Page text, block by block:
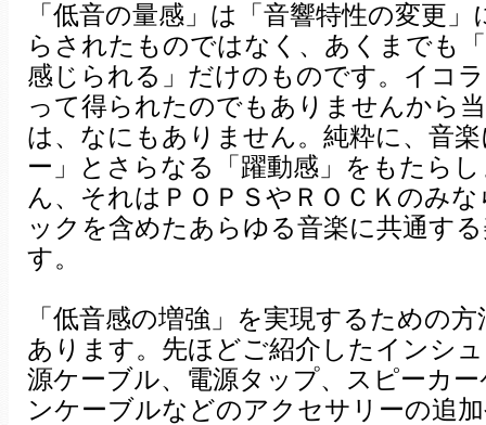
「低音の量感」は「音響特性の変更
らされたものではなく、あくまでも
感じられる」だけのものです。イコ
って得られたのでもありませんから
は、なにもありません。純粋に、音
ー」とさらなる「躍動感」をもたら
ん、それはＰＯＰＳやＲＯＣＫのみ
ックを含めたあらゆる音楽に共通す
す。
「低音感の増強」を実現するための
あります。先ほどご紹介したインシ
源ケーブル、電源タップ、スピーカ
ンケーブルなどのアクセサリーの追